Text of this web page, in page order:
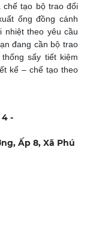
chế tạo bộ trao đổi
ống đồng cánh
nhiệt theo yêu cầu
đang cần bộ trao
sấy tiết kiệm
kế – chế tạo theo
-
Ấp 8, Xã Phú